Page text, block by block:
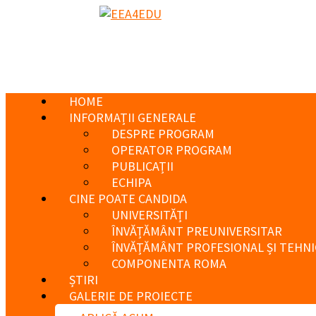
HOME
INFORMAȚII GENERALE
DESPRE PROGRAM
OPERATOR PROGRAM
PUBLICAȚII
ECHIPA
CINE POATE CANDIDA
UNIVERSITĂȚI
ÎNVĂȚĂMÂNT PREUNIVERSITAR
ÎNVĂȚĂMÂNT PROFESIONAL ȘI
COMPONENTA ROMA
ȘTIRI
GALERIE DE PROIECTE